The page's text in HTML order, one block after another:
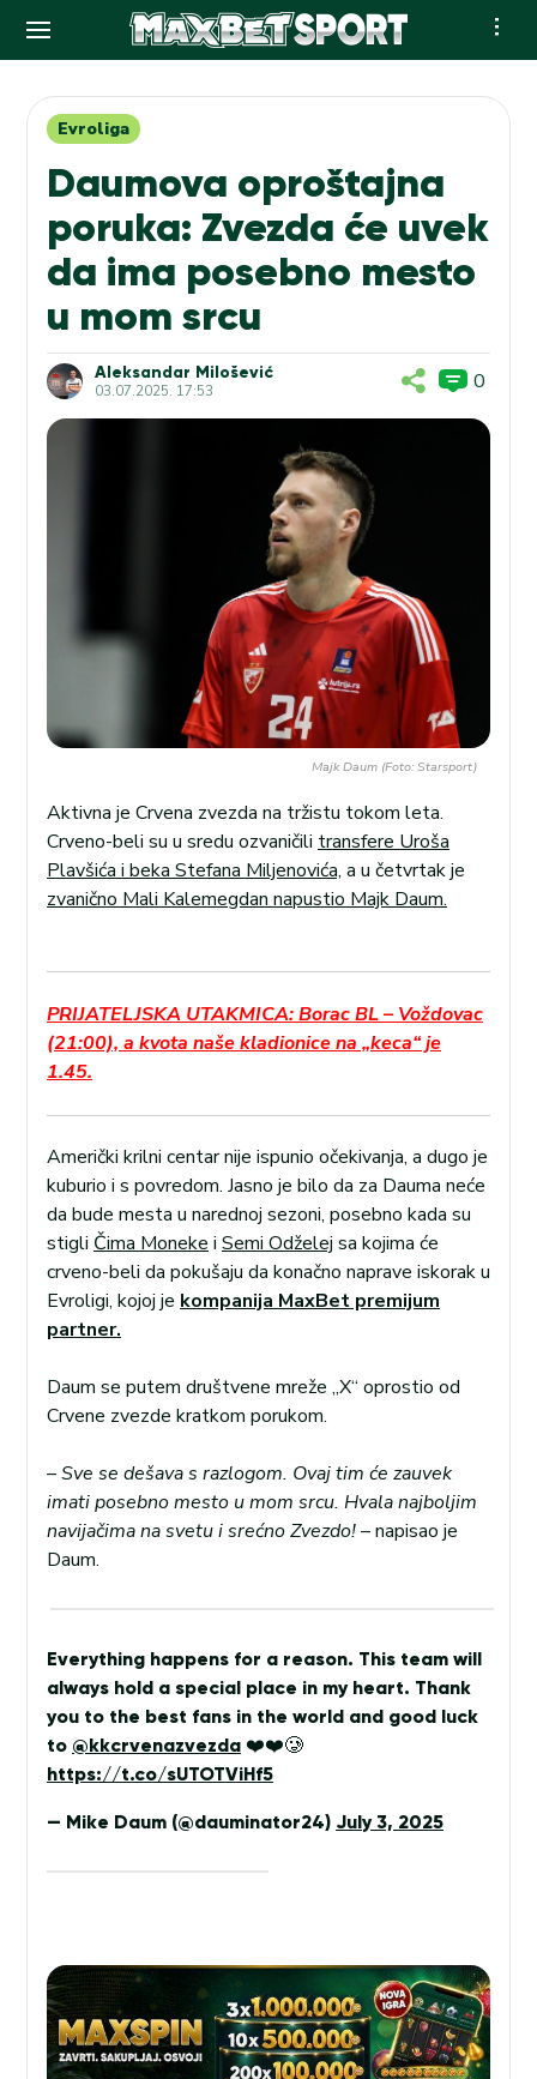
contentEvroliga
Daumova oproštajna
poruka: Zvezda će uvek
da ima posebno mesto
u mom srcu
Aleksandar Milošević
03.07.2025. 17:53 0
Majk Daum (Foto: Starsport)
Aktivna je Crvena zvezda na tržistu tokom leta.
Crveno-beli su u sredu ozvaničili transfere Uroša
Plavšića i beka Stefana Miljenovića, a u četvrtak je
zvanično Mali Kalemegdan napustio Majk Daum.
PRIJATELJSKA UTAKMICA: Borac BL – Voždovac
(21:00), a kvota naše kladionice na „keca“ je
1.45.
Američki krilni centar nije ispunio očekivanja, a dugo je
kuburio i s povredom. Jasno je bilo da za Dauma neće
da bude mesta u narednoj sezoni, posebno kada su
stigli Čima Moneke i Semi Odželej sa kojima će
crveno-beli da pokušaju da konačno naprave iskorak u
Evroligi, kojoj je kompanija MaxBet premijum
partner.
Daum se putem društvene mreže „X“ oprostio od
Crvene zvezde kratkom porukom.
– Sve se dešava s razlogom. Ovaj tim će zauvek
imati posebno mesto u mom srcu. Hvala najboljim
navijačima na svetu i srećno Zvezdo!– napisao je
Daum.
Everything happens for a reason. This team will
always hold a special place in my heart. Thank
you to the best fans in the world and good luck
to @kkcrvenazvezda ❤️❤️🥲
https://t.co/sUTOTViHf5
— Mike Daum (@dauminator24) July 3, 2025